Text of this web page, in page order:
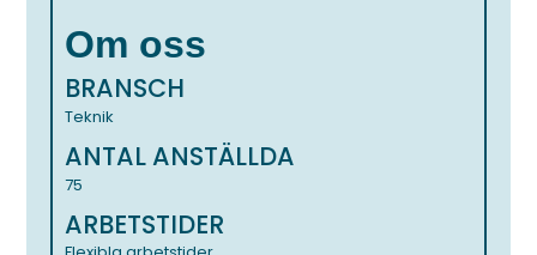
Om oss
BRANSCH
Teknik
ANTAL ANSTÄLLDA
75
ARBETSTIDER